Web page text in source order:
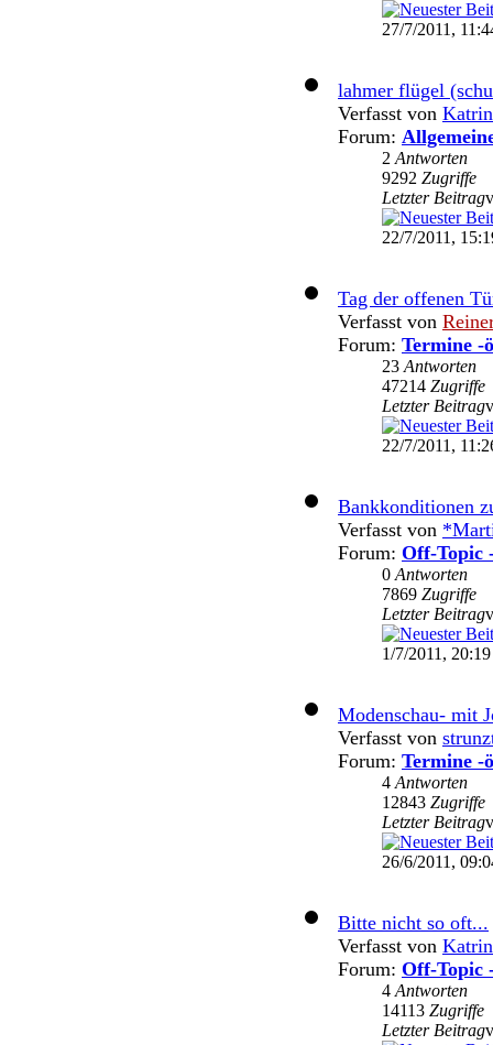
27/7/2011,
lahmer flügel
Verfasst von
Forum:
2 Antworten
9292 Zugriffe
Letzter Beitrag
22/7/2011,
Tag der offenen
Verfasst von
Forum: Termine -
23 Antworten
47214 Zugriffe
Letzter Beitrag
22/7/2011,
Bankkonditionen
Verfasst von
Forum: Off-Topic
0 Antworten
7869 Zugriffe
Letzter Beitrag
1/7/2011, 20:19
Modenschau- mit
Verfasst von
Forum: Termine -
4 Antworten
12843 Zugriffe
Letzter Beitrag
26/6/2011,
Bitte nicht so oft...
Verfasst von
Forum: Off-Topic
4 Antworten
14113 Zugriffe
Letzter Beitrag